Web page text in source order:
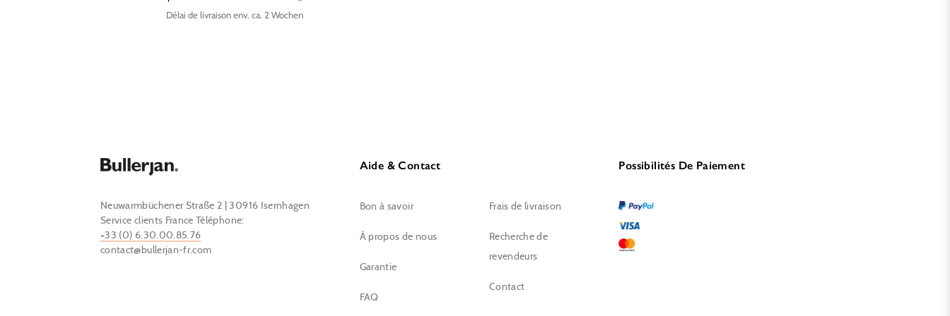
Délai de livraison env. ca. 2 Wochen
Neuwarmbüchener Straße 2 | 30916 Isernhagen
Service clients France Téléphone:
+33 (0) 6.30.00.85.76
contact@bullerjan-fr.com
Aide & Contact
Bon à savoir
À propos de nous
Garantie
FAQ
Frais de livraison
Recherche de
revendeurs
Contact
Possibilités De Paiement